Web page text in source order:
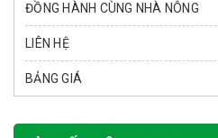
ĐỒNG HÀNH CÙNG NHÀ NÔNG
LIÊN HỆ
BẢNG GIÁ